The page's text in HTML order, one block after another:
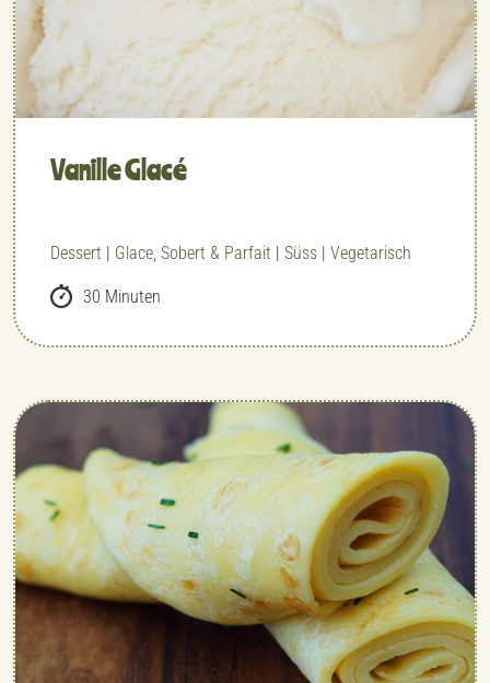
Vanille Glacé
Dessert | Glace, Sobert & Parfait | Süss | Vegetarisch
30 Minuten